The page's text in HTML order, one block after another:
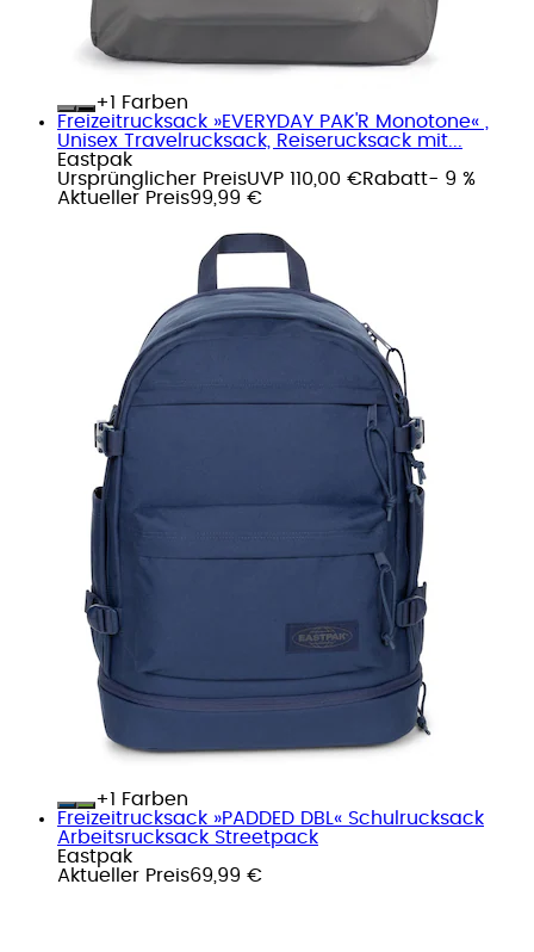
+
Farben
Freizeitrucksack »EVERYDAY PAK'R Monotone« ,
Unisex Travelrucksack, Reiserucksack mit...
Eastpak
Ursprünglicher PreisUVP 110,00 €Rabatt- 9 %
Aktueller Preis99,99 €
+
Farben
Freizeitrucksack »PADDED DBL« Schulrucksack
Arbeitsrucksack Streetpack
Eastpak
Aktueller Preis69,99 €